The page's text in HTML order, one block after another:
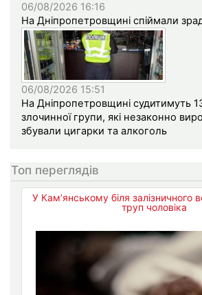
06/08/2026 16:16
На Дніпропетровщині спіймали
06/08/2026 15:51
На Дніпропетровщині судитимуть
злочинної групи, які незаконно
збували цигарки та алкоголь
Топ переглядів
У Кам’янському біля залізничного
труп чоловіка